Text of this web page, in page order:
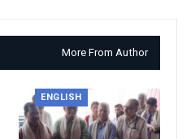
More From Author
ENGLISH